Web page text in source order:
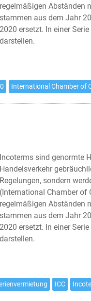
regelmäßigen Abständen
stammen aus dem Jahr
2020 ersetzt. In einer
darstellen.
International Chamber of
Incoterms sind genormte
Handelsverkehr
Regelungen, sondern
(International Chamber of
regelmäßigen Abständen
stammen aus dem Jahr
2020 ersetzt. In einer
darstellen.
ICC